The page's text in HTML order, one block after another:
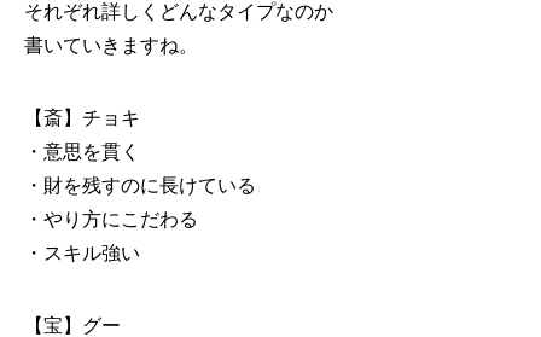
それぞれ詳しくどんなタイプなのか
書いていきますね。
【斎】チョキ
・意思を貫く
・財を残すのに長けている
・やり方にこだわる
・スキル強い
【宝】グー